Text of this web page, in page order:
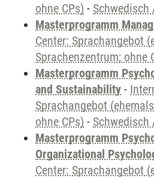
ohne CPs) - Schwedisch
Masterprogramm
Center: Sprachangebot
Sprachenzentrum; ohne
Masterprogramm
and Sustainability -
Sprachangebot
ohne CPs) - Schwedisch
Masterprogramm
Organizational
Center: Sprachangebot